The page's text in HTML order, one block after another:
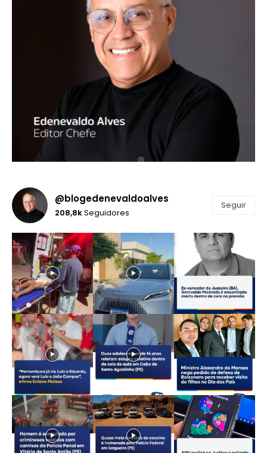
@blogedenevaldoalves
208,8kSeguidores
Seguir